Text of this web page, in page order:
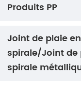
Produits PP
Joint de plaie en
spirale/Joint de
spirale